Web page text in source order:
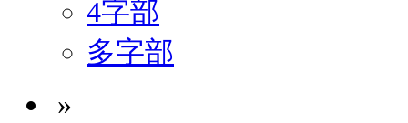
4字部
多字部
»